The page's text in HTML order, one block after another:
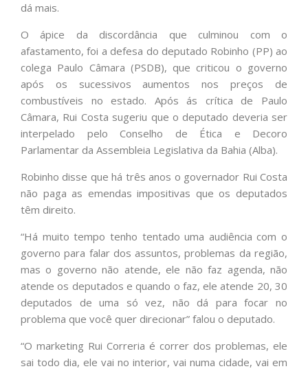
dá mais.
O ápice da discordância que culminou com o
afastamento, foi a defesa do deputado Robinho (PP) ao
colega Paulo Câmara (PSDB), que criticou o governo
após os sucessivos aumentos nos preços de
combustíveis no estado. Após ás crítica de Paulo
Câmara, Rui Costa sugeriu que o deputado deveria ser
interpelado pelo Conselho de Ética e Decoro
Parlamentar da Assembleia Legislativa da Bahia (Alba).
Robinho disse que há três anos o governador Rui Costa
não paga as emendas impositivas que os deputados
têm direito.
“Há muito tempo tenho tentado uma audiência com o
governo para falar dos assuntos, problemas da região,
mas o governo não atende, ele não faz agenda, não
atende os deputados e quando o faz, ele atende 20, 30
deputados de uma só vez, não dá para focar no
problema que você quer direcionar” falou o deputado.
“O marketing Rui Correria é correr dos problemas, ele
sai todo dia, ele vai no interior, vai numa cidade, vai em